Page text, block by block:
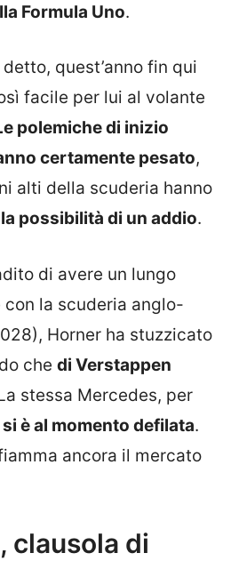
Formula Uno.
quest’anno fin qui
facile per lui al volante
polemiche di inizio
certamente pesato,
alti della scuderia hanno
possibilità di un addio.
di avere un lungo
la scuderia anglo-
Horner ha stuzzicato
che di Verstappen
stessa Mercedes, per
si è al momento defilata.
ancora il mercato
clausola di